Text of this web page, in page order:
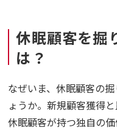
休眠顧客を掘
は？
なぜいま、休眠顧客の
ょうか。新規顧客獲得
休眠顧客が持つ独自の価